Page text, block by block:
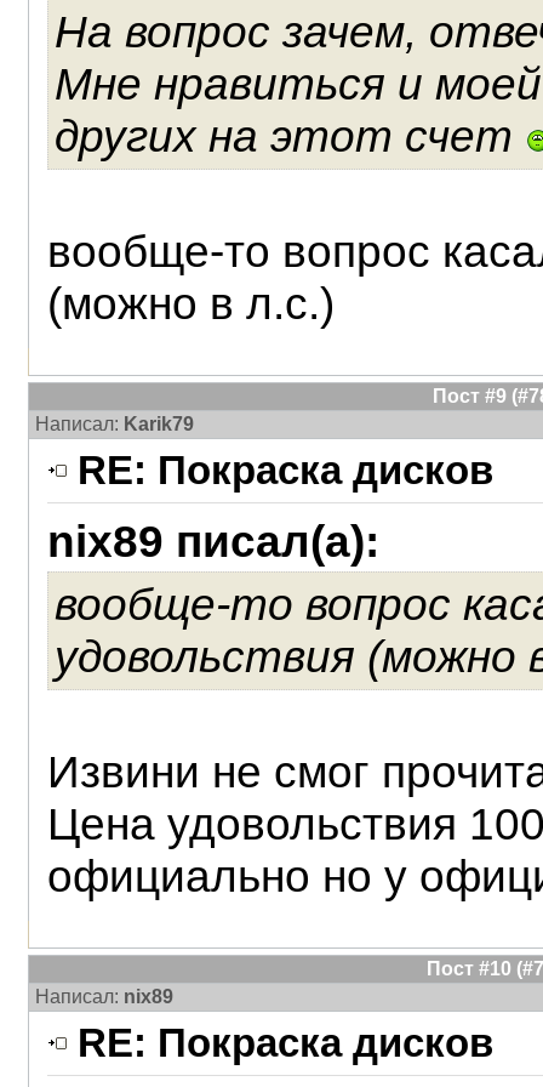
На вопрос зачем,
Мне нравиться и
других на этот счет
вообще-то вопрос
(можно в л.с.)
Пост #9
Написал: Karik79
RE: Покраска дисков
nix89 писал(а):
вообще-то вопрос
удовольствия (можно
Извини не смог
Цена удовольствия
официально но у
Пост #10
Написал: nix89
RE: Покраска дисков